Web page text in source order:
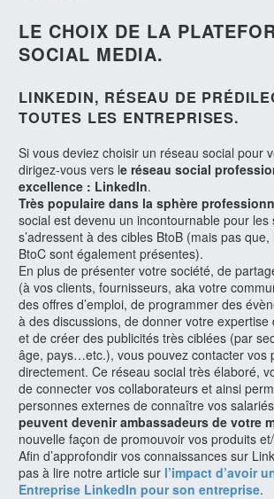
LE CHOIX DE LA
SOCIAL MEDIA.
LINKEDIN, RÉSEAU DE
TOUTES LES ENTREPRISES.
Si vous deviez choisir un réseau social pour
dirigez-vous vers le réseau social
excellence : LinkedIn.
Très populaire dans la sphère
social est devenu un incontournable pour les
s’adressent à des cibles BtoB (mais pas
BtoC sont également présentes).
En plus de présenter votre société, de
(à vos clients, fournisseurs, aka votre
des offres d’emploi, de programmer des
à des discussions, de donner votre
et de créer des publicités très ciblées (par
âge, pays…etc.), vous pouvez contacter vos
directement. Ce réseau social très élaboré,
de connecter vos collaborateurs et ainsi
personnes externes de connaître vos
peuvent devenir ambassadeurs de votre
nouvelle façon de promouvoir vos produits
Afin d’approfondir vos connaissances sur
pas à lire notre article sur l’impact d’avoir
Entreprise LinkedIn pour son entreprise.